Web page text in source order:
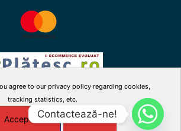
agree to our privacy policy regarding cookies,
tracking statistics, etc.
Accepta X
youtubeContactează-ne!